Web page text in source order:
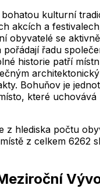
kulturní
akcích a
obyvatelé se
řadu
historie patří
Bohuňov je
které
z hlediska počtu
z celkem 6262